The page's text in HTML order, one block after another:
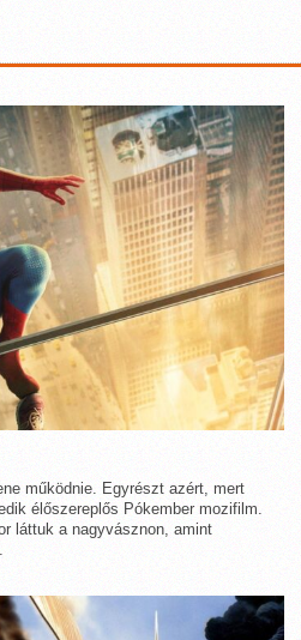
működnie. Egyrészt azért, mert
élőszereplős Pókember mozifilm.
láttuk a nagyvásznon, amint